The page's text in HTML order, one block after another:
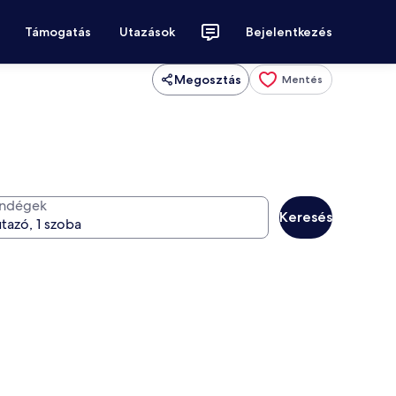
Támogatás Utazások Bejelentkezés
Megosztás Mentés
Keresés